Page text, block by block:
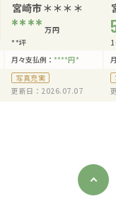
宮崎市＊＊＊＊
**** 万円
**坪
月々支払例： ****円*
写真充実
更新日：2026.07.07